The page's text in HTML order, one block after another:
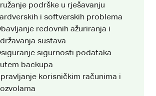
podrške u rješavanju
i softverskih problema
redovnih ažuriranja i
sustava
sigurnosti podataka
backupa
korisničkim računima i